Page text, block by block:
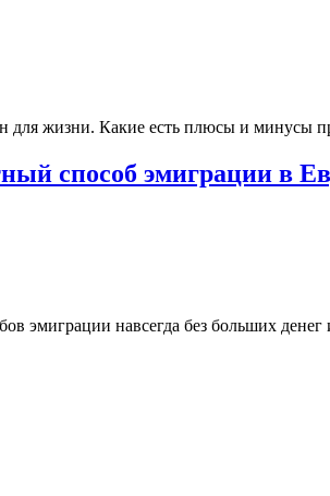
жизни. Какие есть плюсы и минусы
способ эмиграции в
эмиграции навсегда без больших